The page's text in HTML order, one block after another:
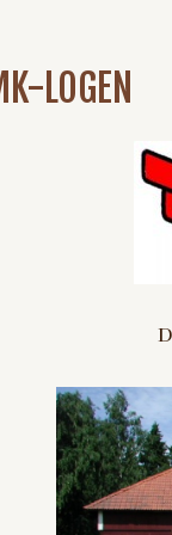
LOGEN